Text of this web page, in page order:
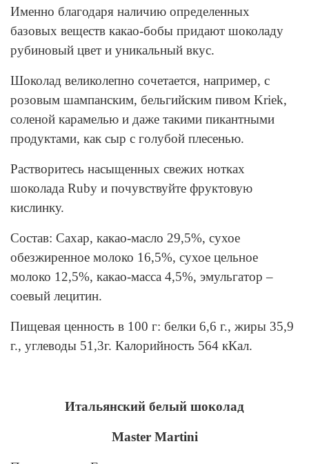
Именно благодаря наличию определенных
базовых веществ какао-бобы придают шоколаду
рубиновый цвет и уникальный вкус.
Шоколад великолепно сочетается, например, с
розовым шампанским, бельгийским пивом Kriek,
соленой карамелью и даже такими пикантными
продуктами, как сыр с голубой плесенью.
Растворитесь насыщенных свежих нотках
шоколада Ruby и почувствуйте фруктовую
кислинку.
Состав: Сахар, какао-масло 29,5%, сухое
обезжиренное молоко 16,5%, сухое цельное
молоко 12,5%, какао-масса 4,5%, эмульгатор –
соевый лецитин.
Пищевая ценность в 100 г: белки 6,6 г., жиры 35,9
г., углеводы 51,3г. Калорийность 564 кКал.
Итальянский белый шоколад
Master Martini